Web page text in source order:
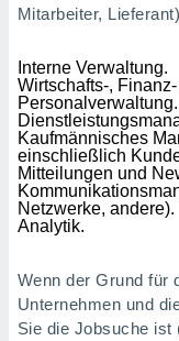
Rand
der
sind,
Mitarbeiter,
Interne Verwaltung.
Wirtschafts-,
Personalverwaltung.
Kaufmännisches
einschließlich
Mitteilungen und
Netzwerke, andere).
Analytik.
Wenn der Grund für
Unternehmen und
Sie die Jobsuche ist